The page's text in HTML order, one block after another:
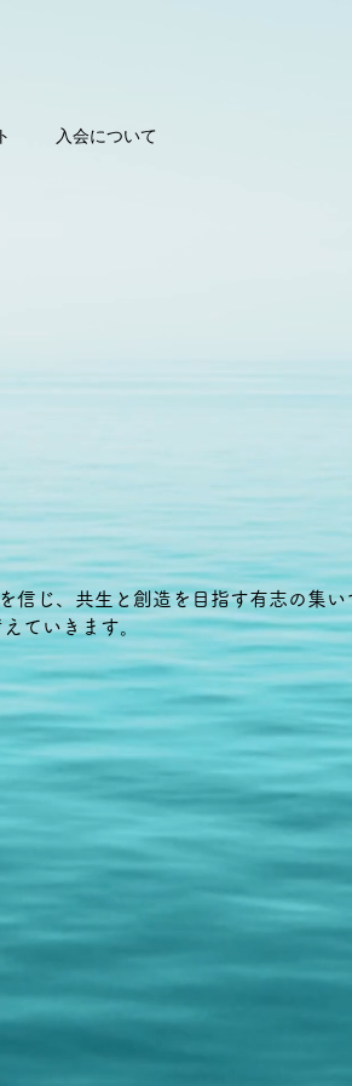
入会について
信じ、共生と創造を目指す有志の集い
ていきます。​